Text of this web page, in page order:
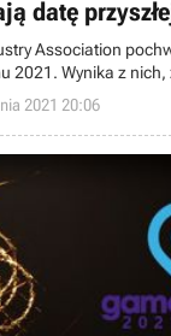
datę
Association
2021. Wynika z nich,
razy.
2021 20:06